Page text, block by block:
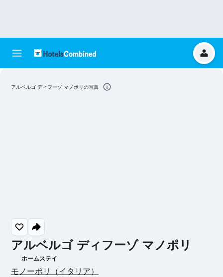
アルベルゴ ディフーゾ マノポリ
ホームステイ
0​クラス評価
モノーポリ​（イタリア​）​
アルベルゴ ディフーゾ マノポリの写真